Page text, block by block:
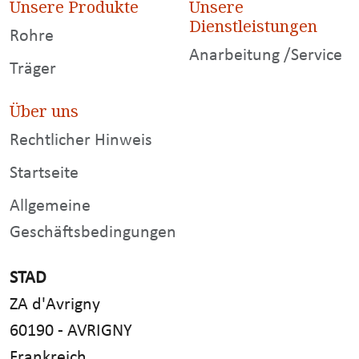
Unsere Produkte
Rohre
Träger
Unsere
Dienstleistungen
Anarbeitung /Service
Über uns
Rechtlicher Hinweis
Startseite
Allgemeine
Geschäftsbedingungen
STAD
ZA d'Avrigny
60190 - AVRIGNY